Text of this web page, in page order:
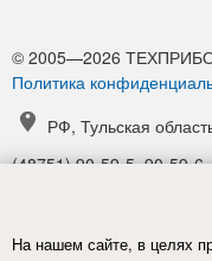
© 2005—2026
Политика
РФ, Тульская
(48751) 90-59-5, 90-59-6
На нашем сайте, в целях